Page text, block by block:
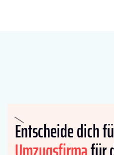
Entscheide dich